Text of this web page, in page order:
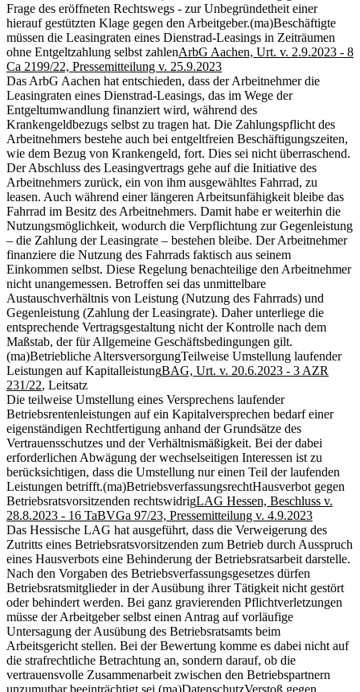
Frage des eröffneten Rechtswegs - zur Unbegründetheit einer
hierauf gestützten Klage gegen den Arbeitgeber.(ma)Beschäftigte
müssen die Leasingraten eines Dienstrad-Leasings in Zeiträumen
ohne Entgeltzahlung selbst zahlenArbG Aachen, Urt. v. 2.9.2023 - 8
Ca 2199/22, Pressemitteilung v. 25.9.2023
Das ArbG Aachen hat entschieden, dass der Arbeitnehmer die
Leasingraten eines Dienstrad-Leasings, das im Wege der
Entgeltumwandlung finanziert wird, während des
Krankengeldbezugs selbst zu tragen hat. Die Zahlungspflicht des
Arbeitnehmers bestehe auch bei entgeltfreien Beschäftigungszeiten,
wie dem Bezug von Krankengeld, fort. Dies sei nicht überraschend.
Der Abschluss des Leasingvertrags gehe auf die Initiative des
Arbeitnehmers zurück, ein von ihm ausgewähltes Fahrrad, zu
leasen. Auch während einer längeren Arbeitsunfähigkeit bleibe das
Fahrrad im Besitz des Arbeitnehmers. Damit habe er weiterhin die
Nutzungsmöglichkeit, wodurch die Verpflichtung zur Gegenleistung
– die Zahlung der Leasingrate – bestehen bleibe. Der Arbeitnehmer
finanziere die Nutzung des Fahrrads faktisch aus seinem
Einkommen selbst. Diese Regelung benachteilige den Arbeitnehmer
nicht unangemessen. Betroffen sei das unmittelbare
Austauschverhältnis von Leistung (Nutzung des Fahrrads) und
Gegenleistung (Zahlung der Leasingrate). Daher unterliege die
entsprechende Vertragsgestaltung nicht der Kontrolle nach dem
Maßstab, der für Allgemeine Geschäftsbedingungen gilt.
(ma)Betriebliche AltersversorgungTeilweise Umstellung laufender
Leistungen auf KapitalleistungBAG, Urt. v. 20.6.2023 - 3 AZR
231/22, Leitsatz
Die teilweise Umstellung eines Versprechens laufender
Betriebsrentenleistungen auf ein Kapitalversprechen bedarf einer
eigenständigen Rechtfertigung anhand der Grundsätze des
Vertrauensschutzes und der Verhältnismäßigkeit. Bei der dabei
erforderlichen Abwägung der wechselseitigen Interessen ist zu
berücksichtigen, dass die Umstellung nur einen Teil der laufenden
Leistungen betrifft.(ma)BetriebsverfassungsrechtHausverbot gegen
Betriebsratsvorsitzenden rechtswidrigLAG Hessen, Beschluss v.
28.8.2023 - 16 TaBVGa 97/23, Pressemitteilung v. 4.9.2023
Das Hessische LAG hat ausgeführt, dass die Verweigerung des
Zutritts eines Betriebsratsvorsitzenden zum Betrieb durch Ausspruch
eines Hausverbots eine Behinderung der Betriebsratsarbeit darstelle.
Nach den Vorgaben des Betriebsverfassungsgesetzes dürfen
Betriebsratsmitglieder in der Ausübung ihrer Tätigkeit nicht gestört
oder behindert werden. Bei ganz gravierenden Pflichtverletzungen
müsse der Arbeitgeber selbst einen Antrag auf vorläufige
Untersagung der Ausübung des Betriebsratsamts beim
Arbeitsgericht stellen. Bei der Bewertung komme es dabei nicht auf
die strafrechtliche Betrachtung an, sondern darauf, ob die
vertrauensvolle Zusammenarbeit zwischen den Betriebspartnern
unzumutbar beeinträchtigt sei.(ma)DatenschutzVerstoß gegen